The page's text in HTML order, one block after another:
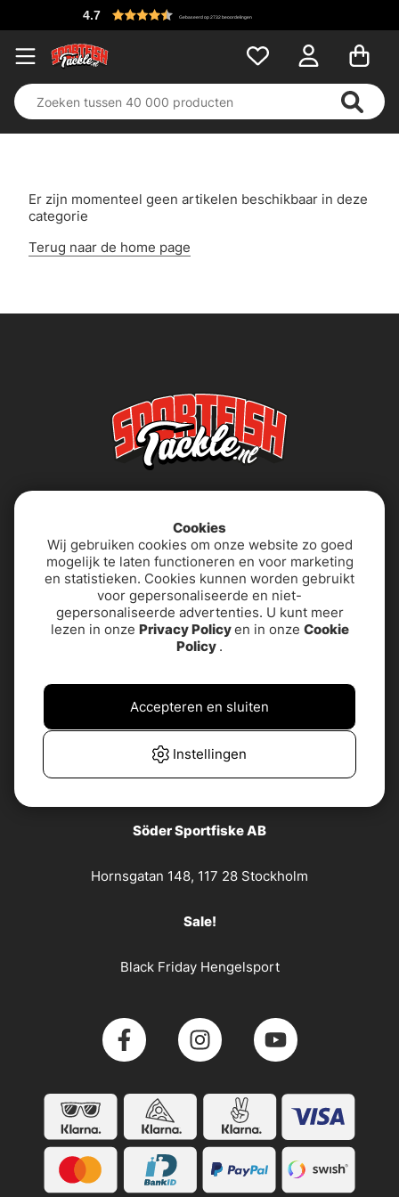
4.7 Gebaseerd op 2732 beoordelingen
Er zijn momenteel geen artikelen beschikbaar in deze
categorie
Terug naar de home page
About us
Algemene
voorwaarden
& CONTACT
Toegankelijkheidsverklaring Veelgestelde vragen
Söder Sportfiske AB
Hornsgatan 148, 117 28 Stockholm
Sale!
Black Friday Hengelsport
Cookies
Wij gebruiken cookies om onze website zo goed
mogelijk te laten functioneren en voor marketing
en statistieken. Cookies kunnen worden gebruikt
voor gepersonaliseerde en niet-
gepersonaliseerde advertenties. U kunt meer
lezen in onze Privacy Policyen in onze Cookie
Policy .
Instellingen
Accepteren en sluiten